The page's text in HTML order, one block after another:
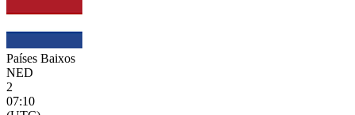
Países Baixos
NED
2
07:10